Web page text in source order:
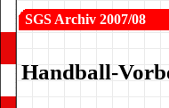
SGS Archiv 2007/08
Handball-